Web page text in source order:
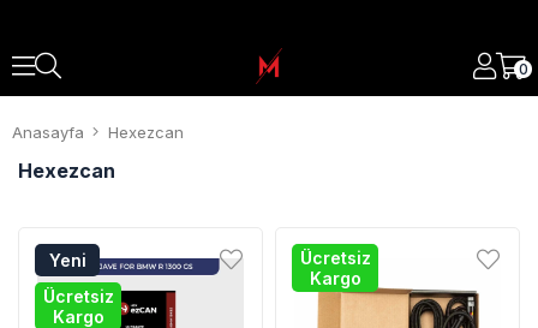
0
Anasayfa Hexezcan
Hexezcan
Yeni
Ürün
Ücretsiz
Kargo
Ücretsiz
Kargo